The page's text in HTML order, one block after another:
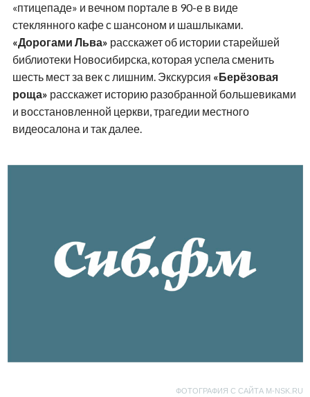
«птицепаде» и вечном портале в 90-е в виде
стеклянного кафе с шансоном и шашлыками.
«Дорогами Льва» расскажет об истории старейшей
библиотеки Новосибирска, которая успела сменить
шесть мест за век с лишним. Экскурсия «Берёзовая
роща» расскажет историю разобранной большевиками
и восстановленной церкви, трагедии местного
видеосалона и так далее.
ФОТОГРАФИЯ С САЙТА M-NSK.RU